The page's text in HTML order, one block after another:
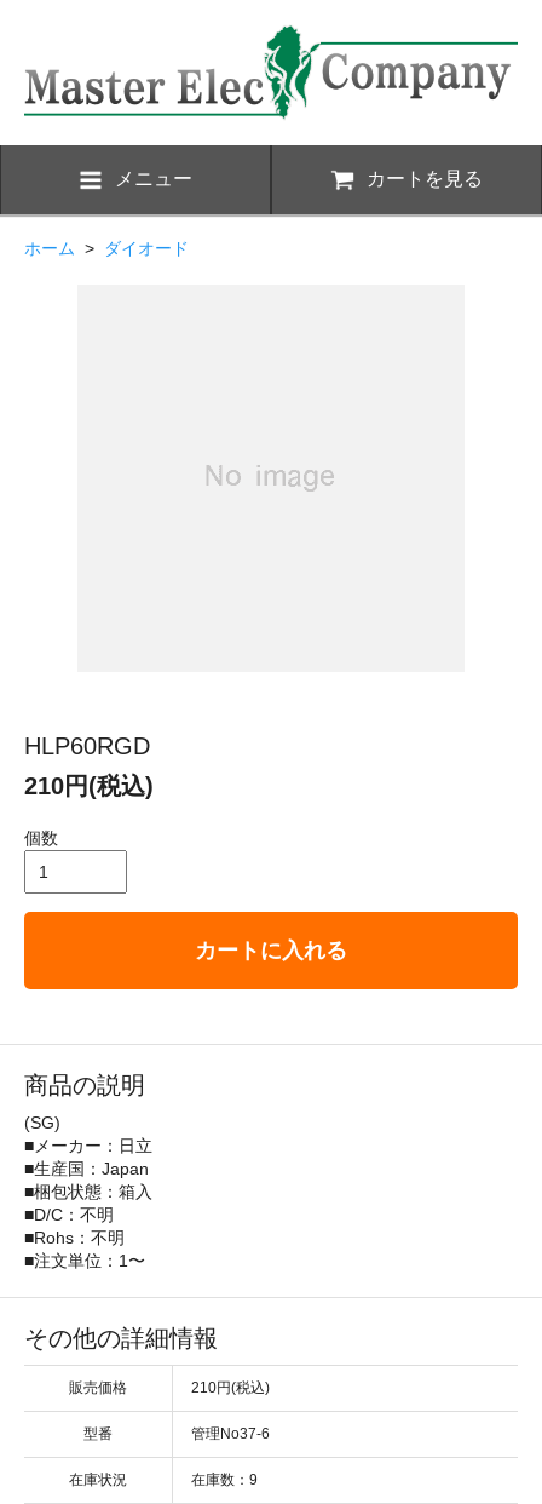
メニュー カートを見る
ホーム > ダイオード
HLP60RGD
210円(税込)
個数
カートに入れる
商品の説明
(SG)
■メーカー：日立
■生産国：Japan
■梱包状態：箱入
■D/C：不明
■Rohs：不明
■注文単位：1〜
その他の詳細情報
販売価格 210円(税込)
型番 管理No37-6
在庫状況 在庫数：9